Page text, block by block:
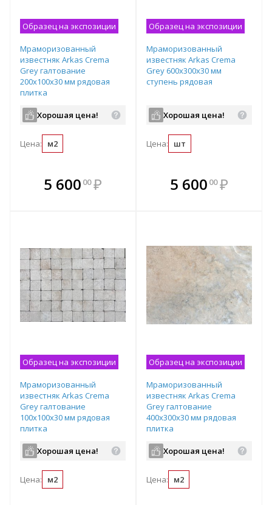
Образец на экспозиции
Мраморизованный
известняк Arkas Crema
Grey галтование
200х100х30 мм рядовая
плитка
Хорошая цена!
Цена: м2
5 600 00 ₽
В комплекте
всегда выгоднее!
Образец на экспозиции
Мраморизованный
известняк Arkas Crema
Grey 600х300х30 мм
ступень рядовая
Хорошая цена!
Цена: шт
В комплекте
всегда выгоднее!
5 600 00 ₽
Образец на экспозиции
Мраморизованный
известняк Arkas Crema
Grey галтование
100х100х30 мм рядовая
плитка
Хорошая цена!
Цена: м2
Образец на экспозиции
Мраморизованный
известняк Arkas Crema
Grey галтование
400х300х30 мм рядовая
плитка
Хорошая цена!
Цена: м2